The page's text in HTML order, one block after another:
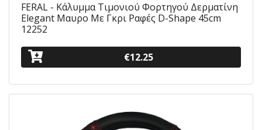
FERAL - Κάλυμμα Τιμονιού Φορτηγού Δερματίνη
Elegant Μαυρο Με Γκρι Ραφές D-Shape 45cm
12252
€12.25